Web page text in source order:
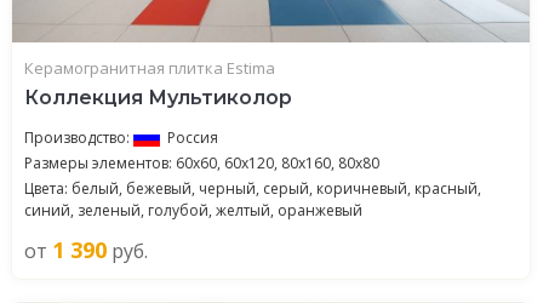
Керамогранитная плитка Estima
Коллекция Мультиколор
Производство:
Россия
Размеры элементов: 60x60, 60x120, 80x160, 80x80
Цвета: белый, бежевый, черный, серый, коричневый, красный,
синий, зеленый, голубой, желтый, оранжевый
от 1 390 руб.